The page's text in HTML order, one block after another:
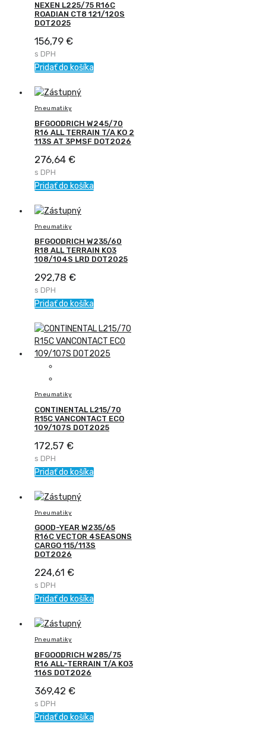
NEXEN L225/75 R16C
ROADIAN CT8 121/120S
DOT2025
156,79 €
s DPH
Pridať do košíka
Pneumatiky
BFGOODRICH W245/70
R16 ALL TERRAIN T/A KO 2
113S AT 3PMSF DOT2026
276,64 €
s DPH
Pridať do košíka
Pneumatiky
BFGOODRICH W235/60
R18 ALL TERRAIN KO3
108/104S LRD DOT2025
292,78 €
s DPH
Pridať do košíka
Pneumatiky
CONTINENTAL L215/70
R15C VANCONTACT ECO
109/107S DOT2025
172,57 €
s DPH
Pridať do košíka
Pneumatiky
GOOD-YEAR W235/65
R16C VECTOR 4SEASONS
CARGO 115/113S
DOT2026
224,61 €
s DPH
Pridať do košíka
Pneumatiky
BFGOODRICH W285/75
R16 ALL-TERRAIN T/A KO3
116S DOT2026
369,42 €
s DPH
Pridať do košíka